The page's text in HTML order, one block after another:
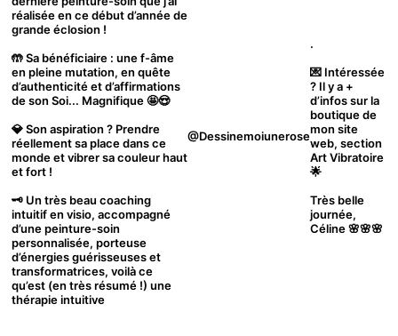
réalisée en ce début d’année de
grande éclosion !
🤲 Sa bénéficiaire : une f-âme
en pleine mutation, en quête
d’authenticité et d’affirmations
de son Soi... Magnifique 🤩😍
💎 Son aspiration ? Prendre
réellement sa place dans ce
monde et vibrer sa couleur haut
et fort !
🗝 Un très beau coaching
intuitif en visio, accompagné
d’une peinture-soin
personnalisée, porteuse
d’énergies guérisseuses et
transformatrices, voilà ce
qu’est (en très résumé !) une
thérapie intuitive
@dessinemoiunerose
.
💌 Intéressée
? Il y a +
d’infos sur la
boutique de
mon site
web, section
Art Vibratoire
🌟
Très belle
journée,
Céline 🌸🌸🌸